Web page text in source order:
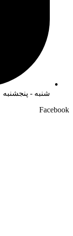
شنبه - پنجشنبه
Facebook